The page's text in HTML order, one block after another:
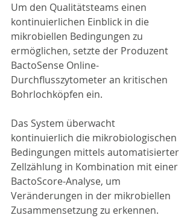
Um den Qualitätsteams einen
kontinuierlichen Einblick in die
mikrobiellen Bedingungen zu
ermöglichen, setzte der Produzent
BactoSense Online-
Durchflusszytometer an kritischen
Bohrlochköpfen ein.
Das System überwacht
kontinuierlich die mikrobiologischen
Bedingungen mittels automatisierter
Zellzählung in Kombination mit einer
BactoScore-Analyse, um
Veränderungen in der mikrobiellen
Zusammensetzung zu erkennen.